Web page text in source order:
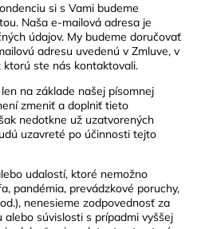
si s Vami budeme
Naša e-mailová adresa je
údajov. My budeme doručovať
adresu uvedenú v Zmluve, v
ste nás kontaktovali.
na základe našej písomnej
zmeniť a doplniť tieto
nedotkne už uzatvorených
uzavreté po účinnosti tejto
udalostí, ktoré nemožno
pandémia, prevádzkové poruchy,
nenesieme zodpovednosť za
súvislosti s prípadmi vyššej